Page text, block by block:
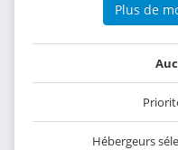
Plus de
Hébergeurs